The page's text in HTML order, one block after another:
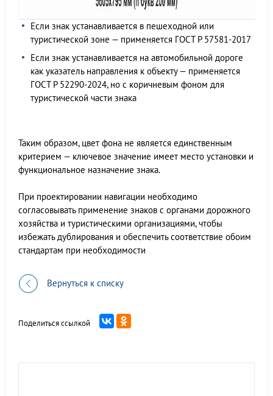
Если знак устанавливается в пешеходной или
туристической зоне — применяется ГОСТ Р 57581-2017
Если знак устанавливается на автомобильной дороге
как указатель направления к объекту — применяется
ГОСТ Р 52290-2024, но с коричневым фоном для
туристической части знака
Таким образом, цвет фона не является единственным
критерием — ключевое значение имеет место установки и
функциональное назначение знака.
При проектировании навигации необходимо
согласовывать применение знаков с органами дорожного
хозяйства и туристическими организациями, чтобы
избежать дублирования и обеспечить соответствие обоим
стандартам при необходимости
Вернуться к списку
Поделиться ссылкой